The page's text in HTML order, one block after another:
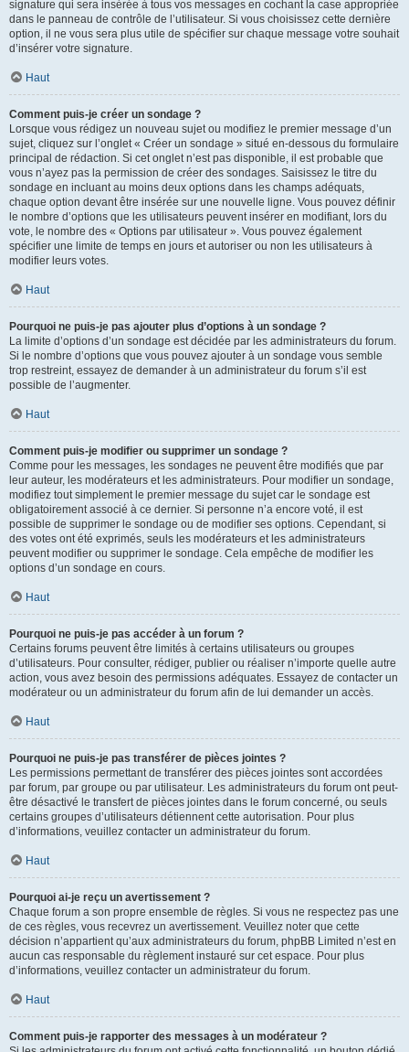
signature qui sera insérée à tous vos messages en cochant la case appropriée
dans le panneau de contrôle de l’utilisateur. Si vous choisissez cette dernière
option, il ne vous sera plus utile de spécifier sur chaque message votre souhait
d’insérer votre signature.
Haut
Comment puis-je créer un sondage ?
Lorsque vous rédigez un nouveau sujet ou modifiez le premier message d’un
sujet, cliquez sur l’onglet « Créer un sondage » situé en-dessous du formulaire
principal de rédaction. Si cet onglet n’est pas disponible, il est probable que
vous n’ayez pas la permission de créer des sondages. Saisissez le titre du
sondage en incluant au moins deux options dans les champs adéquats,
chaque option devant être insérée sur une nouvelle ligne. Vous pouvez définir
le nombre d’options que les utilisateurs peuvent insérer en modifiant, lors du
vote, le nombre des « Options par utilisateur ». Vous pouvez également
spécifier une limite de temps en jours et autoriser ou non les utilisateurs à
modifier leurs votes.
Haut
Pourquoi ne puis-je pas ajouter plus d’options à un sondage ?
La limite d’options d’un sondage est décidée par les administrateurs du forum.
Si le nombre d’options que vous pouvez ajouter à un sondage vous semble
trop restreint, essayez de demander à un administrateur du forum s’il est
possible de l’augmenter.
Haut
Comment puis-je modifier ou supprimer un sondage ?
Comme pour les messages, les sondages ne peuvent être modifiés que par
leur auteur, les modérateurs et les administrateurs. Pour modifier un sondage,
modifiez tout simplement le premier message du sujet car le sondage est
obligatoirement associé à ce dernier. Si personne n’a encore voté, il est
possible de supprimer le sondage ou de modifier ses options. Cependant, si
des votes ont été exprimés, seuls les modérateurs et les administrateurs
peuvent modifier ou supprimer le sondage. Cela empêche de modifier les
options d’un sondage en cours.
Haut
Pourquoi ne puis-je pas accéder à un forum ?
Certains forums peuvent être limités à certains utilisateurs ou groupes
d’utilisateurs. Pour consulter, rédiger, publier ou réaliser n’importe quelle autre
action, vous avez besoin des permissions adéquates. Essayez de contacter un
modérateur ou un administrateur du forum afin de lui demander un accès.
Haut
Pourquoi ne puis-je pas transférer de pièces jointes ?
Les permissions permettant de transférer des pièces jointes sont accordées
par forum, par groupe ou par utilisateur. Les administrateurs du forum ont peut-
être désactivé le transfert de pièces jointes dans le forum concerné, ou seuls
certains groupes d’utilisateurs détiennent cette autorisation. Pour plus
d’informations, veuillez contacter un administrateur du forum.
Haut
Pourquoi ai-je reçu un avertissement ?
Chaque forum a son propre ensemble de règles. Si vous ne respectez pas une
de ces règles, vous recevrez un avertissement. Veuillez noter que cette
décision n’appartient qu’aux administrateurs du forum, phpBB Limited n’est en
aucun cas responsable du règlement instauré sur cet espace. Pour plus
d’informations, veuillez contacter un administrateur du forum.
Haut
Comment puis-je rapporter des messages à un modérateur ?